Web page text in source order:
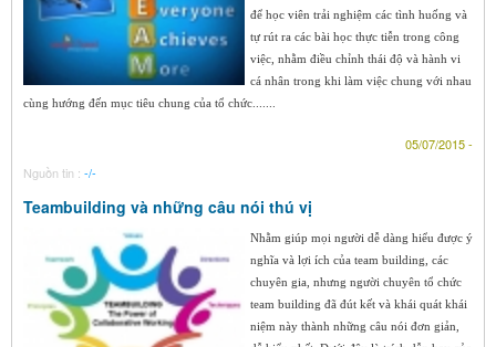
để học viên trải nghiệm các tình huống và
tự rút ra các bài học thực tiễn trong công
việc, nhằm điều chỉnh thái độ và hành vi
cá nhân trong khi làm việc chung với nhau
cùng hướng đến mục tiêu chung của tổ chức.......
05/07/2015 -
Nguồn tin : -/-
Teambuilding và những câu nói thú vị
Nhằm giúp mọi người dễ dàng hiểu được ý
nghĩa và lợi ích của team building, các
chuyên gia, nhưng người chuyên tổ chức
team building đã đút kết và khái quát khái
niệm này thành những câu nói đơn giản,